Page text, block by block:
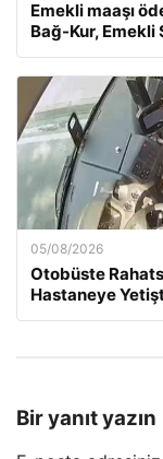
Emekli maaşı
Bağ-Kur, Emekli
05/08/2026
Otobüste
Hastaneye
Bir yanıt yazın